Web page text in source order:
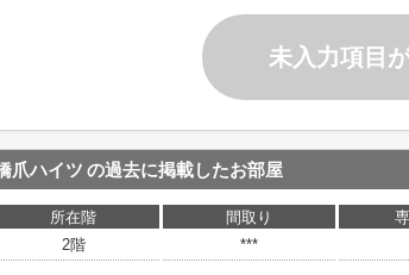
未入力項目
爪ハイツ の過去に掲載したお部屋
所在階 間取り
2階
***